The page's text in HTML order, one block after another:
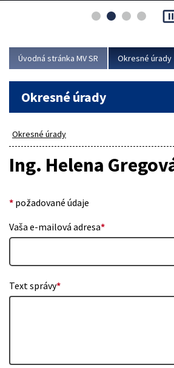
asociácie poisťovní (SLASPO) a
Viac
Úvodná stránka MV SR Okresné úrady
Okresné úrady
Okresné úrady
Ing. Helena
* požadované údaje
Vaša e-mailová adresa*
Text správy*